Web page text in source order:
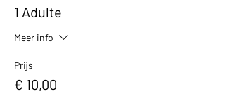
1 Adulte
Meer info
Prijs
€ 10,00